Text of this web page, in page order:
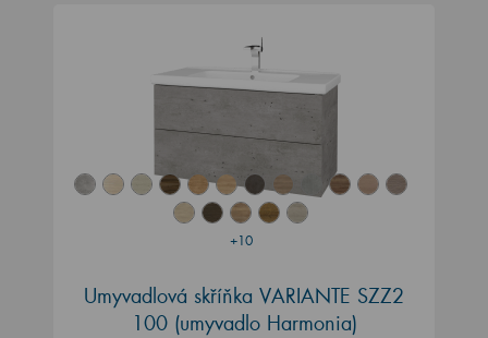
+10
Umyvadlová skříňka VARIANTE SZZ2
100 (umyvadlo Harmonia)